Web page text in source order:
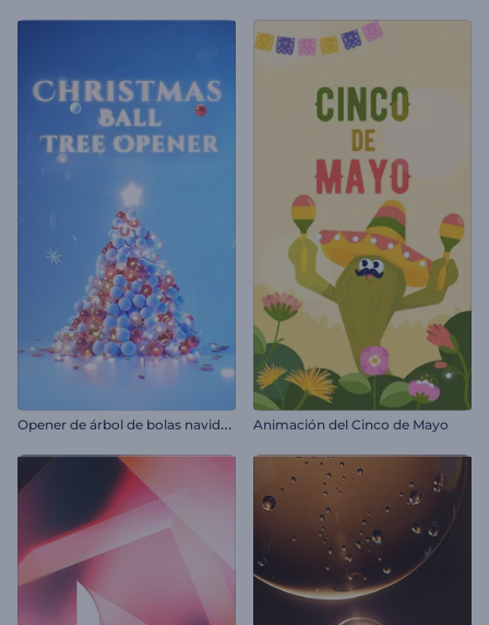
O
pener de árbol de bolas navideñas Animación del Cinco de Mayo